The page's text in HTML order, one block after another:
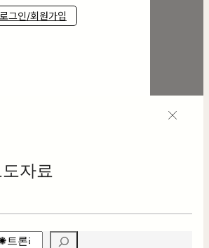
로그인/회원가입
자료